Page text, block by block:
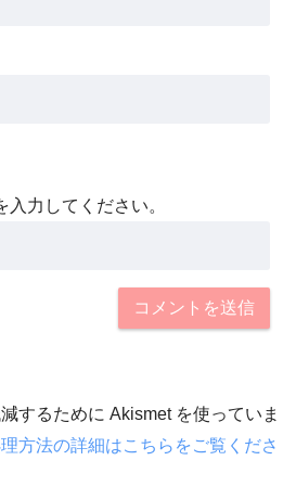
入力してください。
するために Akismet を使っていま
方法の詳細はこちらをご覧くださ